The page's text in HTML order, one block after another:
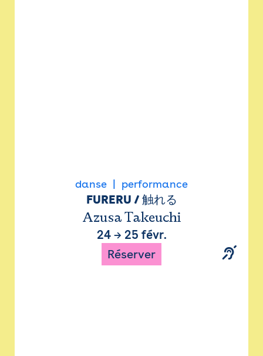
danse performance
FURERU / 触れる
Azusa Takeuchi
24→ 25 févr.
Réserver